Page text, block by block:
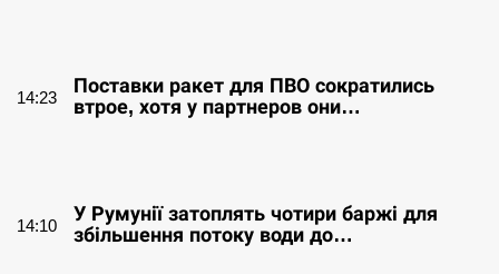
14:23
Поставки ракет для ПВО сократились
втрое, хотя у партнеров они…
14:10
У Румунії затоплять чотири баржі для
збільшення потоку води до…